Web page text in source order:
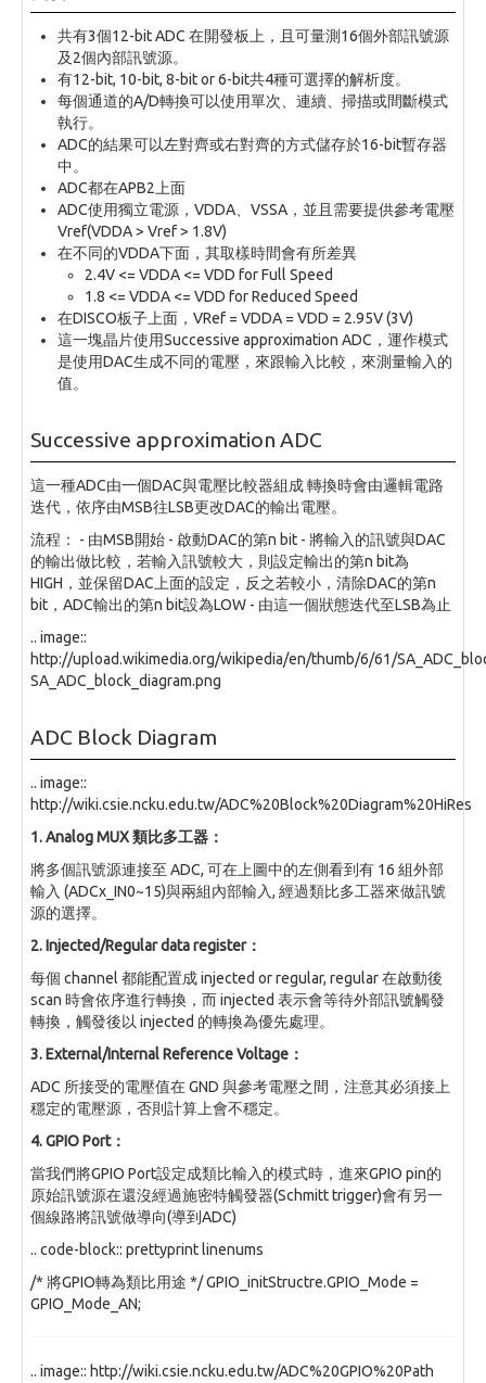
共有3個12-bit ADC 在開發板上，且可量測16個外部訊號源
及2個內部訊號源。
有12-bit, 10-bit, 8-bit or 6-bit共4種可選擇的解析度。
每個通道的A/D轉換可以使用單次、連續、掃描或間斷模式
執行。
ADC的結果可以左對齊或右對齊的方式儲存於16-bit暫存器
中。
ADC都在APB2上面
ADC使用獨立電源，VDDA、VSSA，並且需要提供參考電壓
Vref(VDDA > Vref > 1.8V)
在不同的VDDA下面，其取樣時間會有所差異
2.4V <= VDDA <= VDD for Full Speed
1.8 <= VDDA <= VDD for Reduced Speed
在DISCO板子上面，VRef = VDDA = VDD = 2.95V (3V)
這一塊晶片使用Successive approximation ADC，運作模式
是使用DAC生成不同的電壓，來跟輸入比較，來測量輸入的
值。
Successive approximation ADC
這一種ADC由一個DAC與電壓比較器組成 轉換時會由邏輯電路
迭代，依序由MSB往LSB更改DAC的輸出電壓。
流程： - 由MSB開始 - 啟動DAC的第n bit - 將輸入的訊號與DAC
的輸出做比較，若輸入訊號較大，則設定輸出的第n bit為
HIGH，並保留DAC上面的設定，反之若較小，清除DAC的第n
bit，ADC輸出的第n bit設為LOW - 由這一個狀態迭代至LSB為止
.. image::
http://upload.wikimedia.org/wikipedia/en/thumb/6/61/
SA_ADC_block_diagram.png
ADC Block Diagram
.. image::
http://wiki.csie.ncku.edu.tw/ADC%20Block%20Diagram%20HiRes
1. Analog MUX 類比多工器：
將多個訊號源連接至 ADC, 可在上圖中的左側看到有 16 組外部
輸入 (ADCx_IN0~15)與兩組內部輸入, 經過類比多工器來做訊號
源的選擇。
2. Injected/Regular data register：
每個 channel 都能配置成 injected or regular, regular 在啟動後
scan 時會依序進行轉換，而 injected 表示會等待外部訊號觸發
轉換，觸發後以 injected 的轉換為優先處理。
3. External/Internal Reference Voltage：
ADC 所接受的電壓值在 GND 與參考電壓之間，注意其必須接上
穩定的電壓源，否則計算上會不穩定。
4. GPIO Port：
當我們將GPIO Port設定成類比輸入的模式時，進來GPIO pin的
原始訊號源在還沒經過施密特觸發器(Schmitt trigger)會有另一
個線路將訊號做導向(導到ADC)
.. code-block:: prettyprint linenums
/* 將GPIO轉為類比用途 */ GPIO_initStructre.GPIO_Mode =
GPIO_Mode_AN;
.. image:: http://wiki.csie.ncku.edu.tw/ADC%20GPIO%20Path